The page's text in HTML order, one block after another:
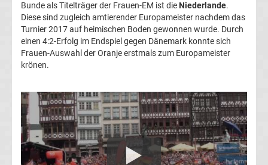
Rennkalender
Transfergerüchte
News
Boxen
Bunde als Titelträger der Frauen-EM ist die Niederlande.
Diese sind zugleich amtierender Europameister nachdem das
Turnier 2017 auf heimischen Boden gewonnen wurde. Durch
einen 4:2-Erfolg im Endspiel gegen Dänemark konnte sich
Frauen-Auswahl der Oranje erstmals zum Europameister
krönen.